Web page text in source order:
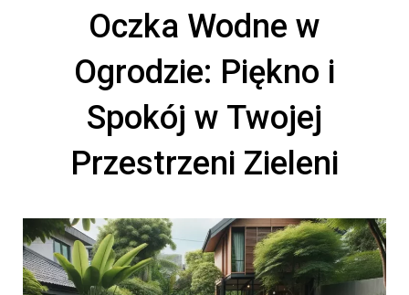
Oczka Wodne w
Ogrodzie: Piękno i
Spokój w Twojej
Przestrzeni Zieleni